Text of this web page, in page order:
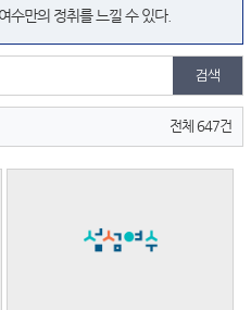
수만의 정취를 느낄 수 있다.
전체 647건